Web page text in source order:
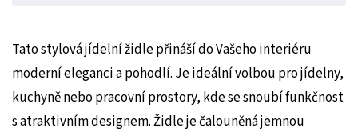
Tato stylová jídelní židle přináší do Vašeho interiéru
moderní eleganci a pohodlí. Je ideální volbou pro jídelny,
kuchyně nebo pracovní prostory, kde se snoubí funkčnost
s atraktivním designem. Židle je čalouněná jemnou